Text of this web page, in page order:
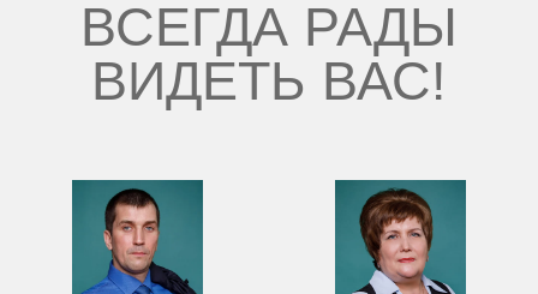
ВСЕГДА РАДЫ
ВИДЕТЬ ВАС!